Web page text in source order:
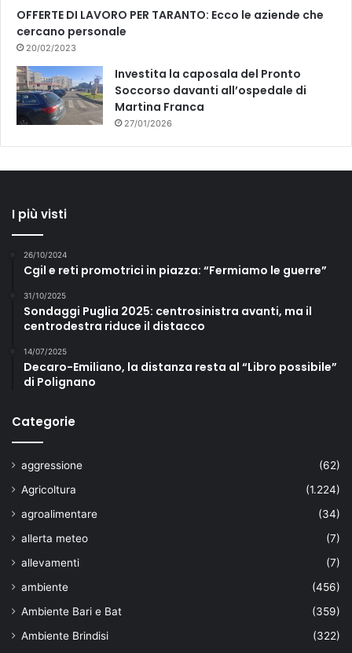
OFFERTE DI LAVORO PER TARANTO: Ecco le aziende che
cercano personale
20/02/2023
Investita la caposala del Pronto
Soccorso davanti all’ospedale di
Martina Franca
27/01/2026
I più visti
26/10/2024
Cgil e reti promotrici in piazza: “Fermiamo le guerre”
31/10/2025
Sondaggi Puglia 2025: centrosinistra avanti, ma il
centrodestra riduce il distacco
14/07/2025
Decaro-Emiliano, la distanza resta al “Libro possibile”
di Polignano
Categorie
aggressione
(62)
Agricoltura
(1.224)
agroalimentare
(34)
allerta meteo
(7)
allevamenti
(7)
ambiente
(456)
Ambiente Bari e Bat
(359)
Ambiente Brindisi
(322)